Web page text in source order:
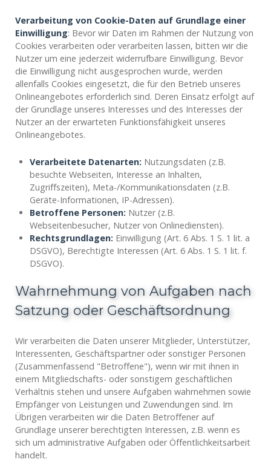
Verarbeitung von Cookie-Daten auf Grundlage einer
Einwilligung: Bevor wir Daten im Rahmen der Nutzung von
Cookies verarbeiten oder verarbeiten lassen, bitten wir die
Nutzer um eine jederzeit widerrufbare Einwilligung. Bevor
die Einwilligung nicht ausgesprochen wurde, werden
allenfalls Cookies eingesetzt, die für den Betrieb unseres
Onlineangebotes erforderlich sind. Deren Einsatz erfolgt auf
der Grundlage unseres Interesses und des Interesses der
Nutzer an der erwarteten Funktionsfähigkeit unseres
Onlineangebotes.
Verarbeitete Datenarten: Nutzungsdaten (z.B.
besuchte Webseiten, Interesse an Inhalten,
Zugriffszeiten), Meta-/Kommunikationsdaten (z.B.
Geräte-Informationen, IP-Adressen).
Betroffene Personen: Nutzer (z.B.
Webseitenbesucher, Nutzer von Onlinediensten).
Rechtsgrundlagen: Einwilligung (Art. 6 Abs. 1 S. 1 lit. a
DSGVO), Berechtigte Interessen (Art. 6 Abs. 1 S. 1 lit. f.
DSGVO).
Wahrnehmung von Aufgaben nach
Satzung oder Geschäftsordnung
Wir verarbeiten die Daten unserer Mitglieder, Unterstützer,
Interessenten, Geschäftspartner oder sonstiger Personen
(Zusammenfassend "Betroffene"), wenn wir mit ihnen in
einem Mitgliedschafts- oder sonstigem geschäftlichen
Verhältnis stehen und unsere Aufgaben wahrnehmen sowie
Empfänger von Leistungen und Zuwendungen sind. Im
Übrigen verarbeiten wir die Daten Betroffener auf
Grundlage unserer berechtigten Interessen, z.B. wenn es
sich um administrative Aufgaben oder Öffentlichkeitsarbeit
handelt.